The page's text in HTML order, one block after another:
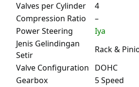
Valves per Cylinder
4
Compression Ratio
–
Power Steering
Iya
Jenis Gelindingan
Setir
Rack &
Valve Configuration
DOHC
Gearbox
5 Speed